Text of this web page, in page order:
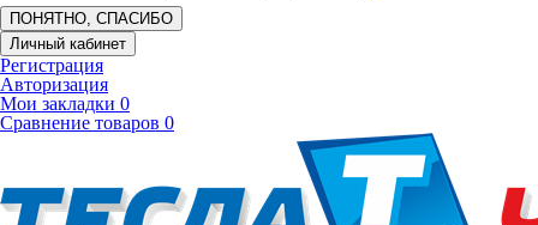
ПОНЯТНО, СПАСИБО
Личный кабинет
Регистрация
Авторизация
Мои закладки 0
Сравнение товаров 0